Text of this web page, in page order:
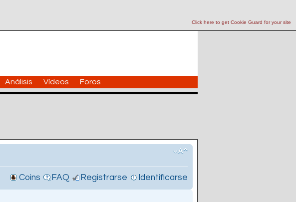
Click here to get Cookie Guard for your site
Análisis Vídeos Foros
Coins FAQ Registrarse Identificarse